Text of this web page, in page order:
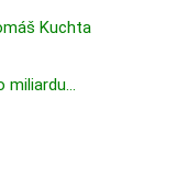
Kuchta
miliardu…